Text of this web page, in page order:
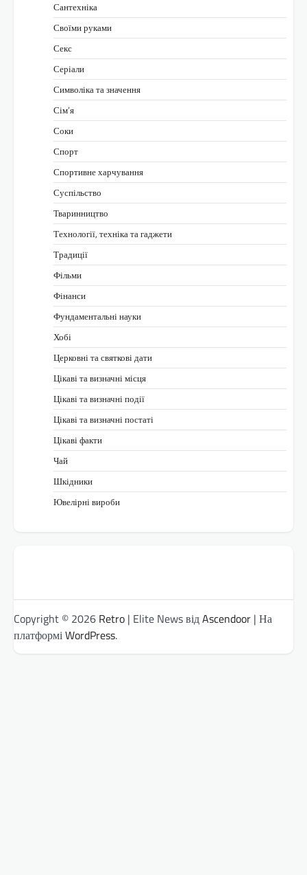
Сантехніка
Своїми руками
Секс
Серіали
Символіка та значення
Сім’я
Соки
Спорт
Спортивне харчування
Суспільство
Тваринництво
Технології, техніка та гаджети
Традиції
Фільми
Фінанси
Фундаментальні науки
Хобі
Церковні та святкові дати
Цікаві та визначні місця
Цікаві та визначні події
Цікаві та визначні постаті
Цікаві факти
Чай
Шкідники
Ювелірні вироби
Copyright © 2026 Retro | Elite News відAscendoor | На
платформіWordPress.